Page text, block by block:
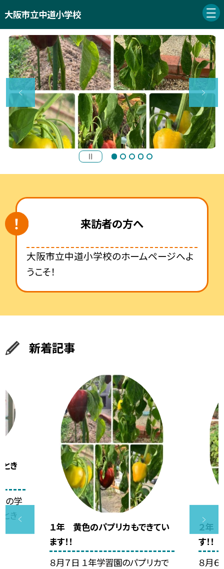
大阪市立中道小学校
来訪者の方へ
大阪市立中道小学校のホームページへよ
うこそ！
新着記事
き
の学
き
１年 黄色のパプリカもできてい
ます！！
８月７日 １年学習園のパプリカで
２年
す！！
８月